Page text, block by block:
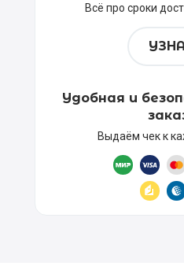
Всё про сроки
Удобная и
Выдаём чек к